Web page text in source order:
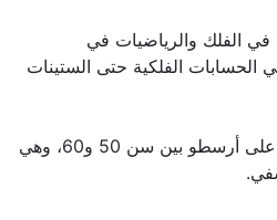
في الفلك والرياضيات في
الحسابات الفلكية حتى الستينات
كتب تعليقاته الشهيرة على أرسطو بين سن 50 و60، وهي